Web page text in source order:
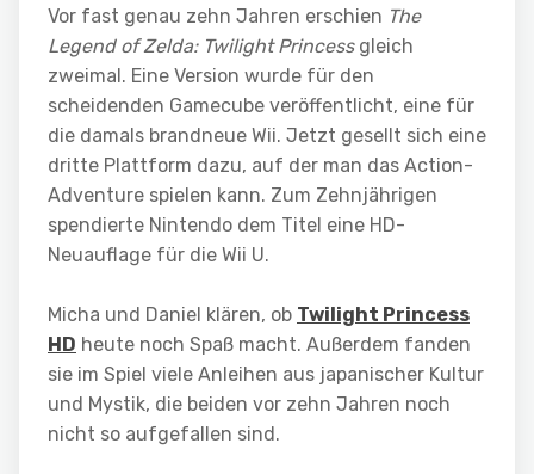
Vor fast genau zehn Jahren erschien The
Legend of Zelda: Twilight Princessgleich
zweimal. Eine Version wurde für den
scheidenden Gamecube veröffentlicht, eine für
die damals brandneue Wii. Jetzt gesellt sich eine
dritte Plattform dazu, auf der man das Action-
Adventure spielen kann. Zum Zehnjährigen
spendierte Nintendo dem Titel eine HD-
Neuauflage für die Wii U.
Micha und Daniel klären, ob Twilight Princess
HD heute noch Spaß macht. Außerdem fanden
sie im Spiel viele Anleihen aus japanischer Kultur
und Mystik, die beiden vor zehn Jahren noch
nicht so aufgefallen sind.